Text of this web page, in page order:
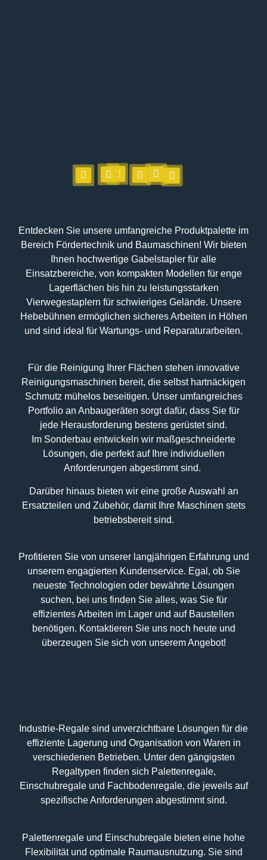
Entdecken Sie unsere umfangreiche Produktpalette im
Bereich Fördertechnik und Baumaschinen! Wir bieten
Ihnen hochwertige Gabelstapler für alle
Einsatzbereiche, von kompakten Modellen für enge
Lagerflächen bis hin zu leistungsstarken
Vierwegestaplern für schwieriges Gelände. Unsere
Hebebühnen ermöglichen sicheres Arbeiten in Höhen
und sind ideal für Wartungs- und Reparaturarbeiten.
Für die Reinigung Ihrer Flächen stehen innovative
Reinigungsmaschinen bereit, die selbst hartnäckigen
Schmutz mühelos beseitigen. Unser umfangreiches
Portfolio an Anbaugeräten sorgt dafür, dass Sie für
jede Herausforderung bestens gerüstet sind.
Im Sonderbau entwickeln wir maßgeschneiderte
Lösungen, die perfekt auf Ihre individuellen
Anforderungen abgestimmt sind.
Darüber hinaus bieten wir eine große Auswahl an
Ersatzteilen und Zubehör, damit Ihre Maschinen stets
betriebsbereit sind.
Profitieren Sie von unserer langjährigen Erfahrung und
unserem engagierten Kundenservice. Egal, ob Sie
neueste Technologien oder bewährte Lösungen
suchen, bei uns finden Sie alles, was Sie für
effizientes Arbeiten im Lager und auf Baustellen
benötigen. Kontaktieren Sie uns noch heute und
überzeugen Sie sich von unserem Angebot!
Industrie-Regale sind unverzichtbare Lösungen für die
effiziente Lagerung und Organisation von Waren in
verschiedenen Betrieben. Unter den gängigsten
Regaltypen finden sich Palettenregale,
Einschubregale und Fachbodenregale, die jeweils auf
spezifische Anforderungen abgestimmt sind.
Palettenregale und Einschubregale bieten eine hohe
Flexibilität und optimale Raumausnutzung. Sie sind